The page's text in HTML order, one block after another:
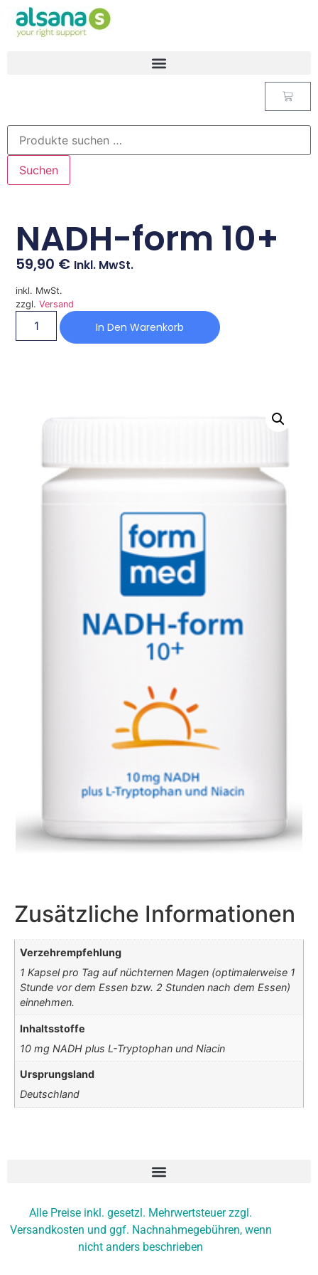
Suchen
NADH-form 10+
59,90 € Inkl. MwSt.
inkl. MwSt.
zzgl.Versand
In Den Warenkorb
Zusätzliche Informationen
Verzehrempfehlung
1 Kapsel pro Tag auf nüchternen Magen (optimalerweise 1
Stunde vor dem Essen bzw. 2 Stunden nach dem Essen)
einnehmen.
Inhaltsstoffe
10 mg NADH plus L-Tryptophan und Niacin
Ursprungsland
Deutschland
Alle Preise inkl. gesetzl. Mehrwertsteuer zzgl.
Versandkosten und ggf. Nachnahmegebühren, wenn
nicht anders beschrieben